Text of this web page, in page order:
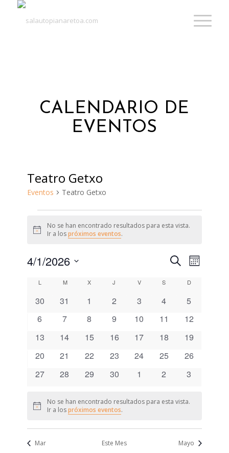
CALENDARIO DE
EVENTOS
Teatro Getxo
Eventos Teatro Getxo
Aviso
No se han encontrado resultados para esta vista.
Ir a lospróximos eventos.
vistas
de
Eventos
Buscar
Mes
4/1/2026
Calendario
de
Eventos
L LUNESM MARTES
X MIÉRCOLES
J JUEVES
V VIERNES
S SÁBADO
D
0
30
0
31
0
1
0
2
0
3
0
4
0
5
0
6
0
7
0
8
0
9
0
10
0
11
0
12
0
13
0
14
0
15
0
16
0
17
0
18
0
19
0
20
0
21
0
22
0
23
0
24
0
25
0
26
0
27
0
28
0
29
0
30
0
1
0
2
0
3
Aviso
No se han encontrado resultados para esta vista.
Ir a lospróximos eventos.
Mar Este Mes Mayo